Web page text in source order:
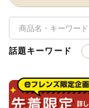
キーワード
話題キーワード